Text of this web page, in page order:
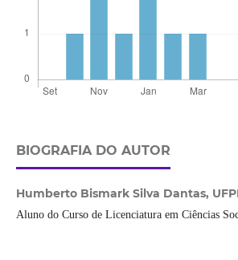
BIOGRAFIA DO AUTOR
Humberto Bismark Silva Dantas,
Aluno do Curso de Licenciatura em Ciências